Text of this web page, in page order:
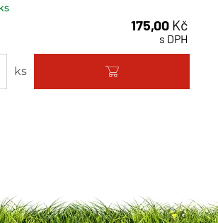
175,00 Kč
s DPH
ks Množství